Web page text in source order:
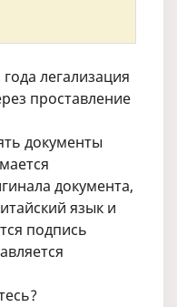
легализация
проставление
документы
документа,
язык и
подпись